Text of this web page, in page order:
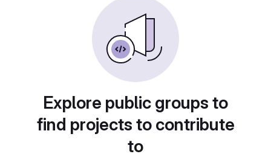
Explore public groups to
find projects to contribute
to